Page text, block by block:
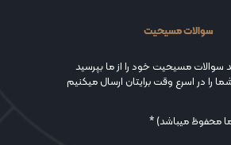
سوالات مسیحیت
سوالات مسیحیت خود را از ما بپرسید
را در اسرع وقت برایتان ارسال میکنیم
محفوظ میباشد) *